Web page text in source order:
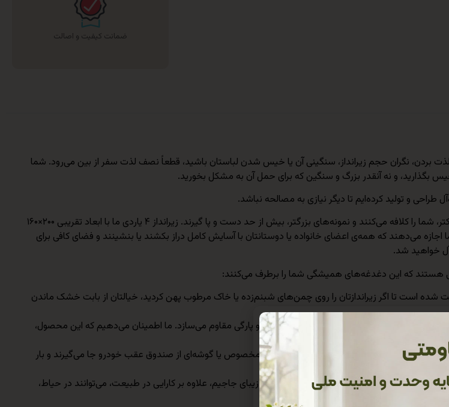
ضمانت کیفیت و اصالت
بردن، نگران حجم زیرانداز، سنگینی آن یا خیس شدن لباستان باشید، قطعاً نصف لذت سفر از بین می‌رود. شما
بگذارید، و نه آنقدر بزرگ و سنگین که برای حمل آن به مشکل بخورید.
ما می‌دانیم که جمع‌های صمیمی و خانوادگی اغلب حدود ۴ تا ۶ نفر هستند. زیراندازهای کوچکتر، شما را کلافه می‌کنند و نمونه‌های بزرگتر، بیش از حد دست و پا گیرند. زیرانداز ۴ یاردی ما با ابعاد تقریبی ۲۰۰×۱۶۰
می‌دهند که همه‌ی اعضای خانواده یا دوستانتان با آسایش کامل دراز بکشند یا بنشینند و فضای کافی برای
خواهید شد.
هستند که این دغدغه‌های همیشگی شما را برطرف می‌کنند:
شده است تا اگر زیراندازتان را روی چمن‌های شبنم‌زده یا خاک مرطوب پهن کردید، خیالتان از بابت خشک ماندن
بافت این زیرانداز، آن را در برابر سایش، کشیدگی و پارگی مقاوم می‌سازد. ما اطمینان می‌دهیم که این محصول،
بسیار ساده می‌کند. زیراندازهای ما به راحتی در کیف مخصوص یا گوشه‌ای از صندوق عقب خودرو جا می‌گیرند و بار
را با خود به همراه می‌برید. طرح‌های سنتی و زیبای جاجیم، علاوه بر کارایی در طبیعت، می‌توانند در حیاط،